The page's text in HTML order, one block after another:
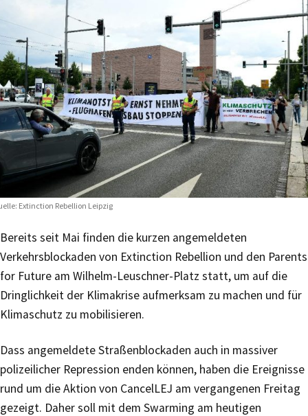
Extinction Rebellion Leipzig
Bereits seit Mai finden die kurzen angemeldeten
Verkehrsblockaden von Extinction Rebellion und den Parents
for Future am Wilhelm-Leuschner-Platz statt, um auf die
Dringlichkeit der Klimakrise aufmerksam zu machen und für
Klimaschutz zu mobilisieren.
Dass angemeldete Straßenblockaden auch in massiver
polizeilicher Repression enden können, haben die Ereignisse
rund um die Aktion von CancelLEJ am vergangenen Freitag
gezeigt. Daher soll mit dem Swarming am heutigen